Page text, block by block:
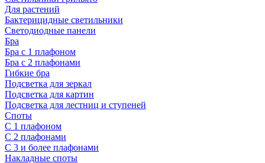
Для растений
Бактерицидные светильники
Светодиодные панели
Бра
Бра с 1 плафоном
Бра с 2 плафонами
Гибкие бра
Подсветка для зеркал
Подсветка для картин
Подсветка для лестниц и ступеней
Споты
С 1 плафоном
С 2 плафонами
С 3 и более плафонами
Накладные споты